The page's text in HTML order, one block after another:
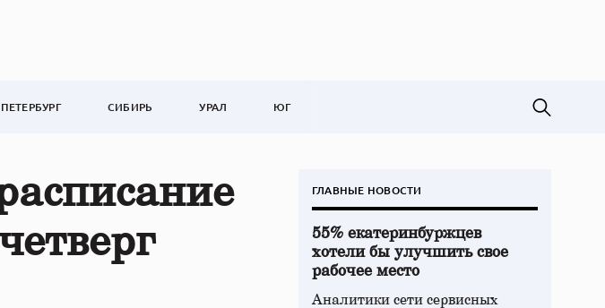
ПЕТЕРБУРГ СИБИРЬ УРАЛ ЮГ
ГЛАВНЫЕ НОВОСТИ
55% екатеринбуржцев
хотели бы улучшить свое
рабочее место
Аналитики сети сервисных